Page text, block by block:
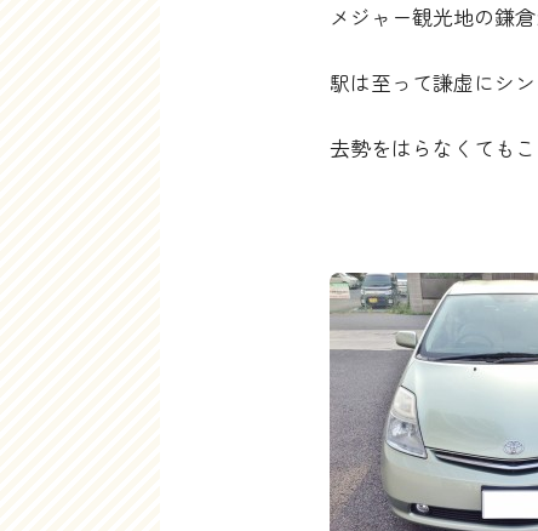
メジャー観光地の鎌
駅は至って謙虚にシン
去勢をはらなくても